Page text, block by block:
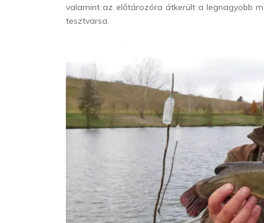
valamint az előtározóra átkerült a legnagyobb
tesztvarsa.